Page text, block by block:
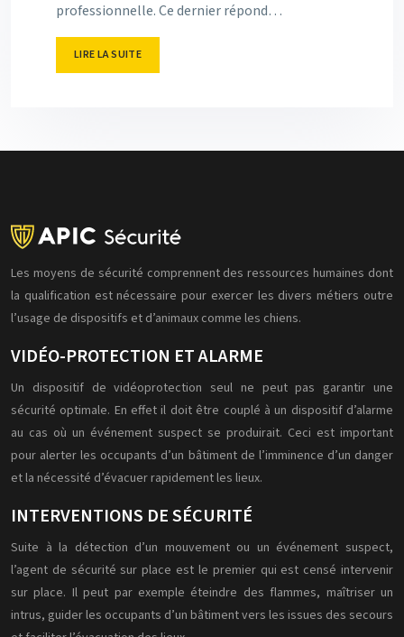
professionnelle. Ce dernier répond…
LIRE LA SUITE
Les moyens de sécurité comprennent des ressources humaines dont
la qualification est nécessaire pour exercer les divers métiers outre
l’usage de dispositifs et d’animaux comme les chiens.
VIDÉO-PROTECTION ET ALARME
Un dispositif de vidéoprotection seul ne peut pas garantir une
sécurité optimale. En effet il doit être couplé à un dispositif d’alarme
au cas où un événement suspect se produirait. Ceci est important
pour alerter les occupants d’un bâtiment de l’imminence d’un danger
et la nécessité d’évacuer rapidement les lieux.
INTERVENTIONS DE SÉCURITÉ
Suite à la détection d’un mouvement ou un événement suspect,
l’agent de sécurité sur place est le premier qui est censé intervenir
sur place. Il peut par exemple éteindre des flammes, maîtriser un
intrus, guider les occupants d’un bâtiment vers les issues des secours